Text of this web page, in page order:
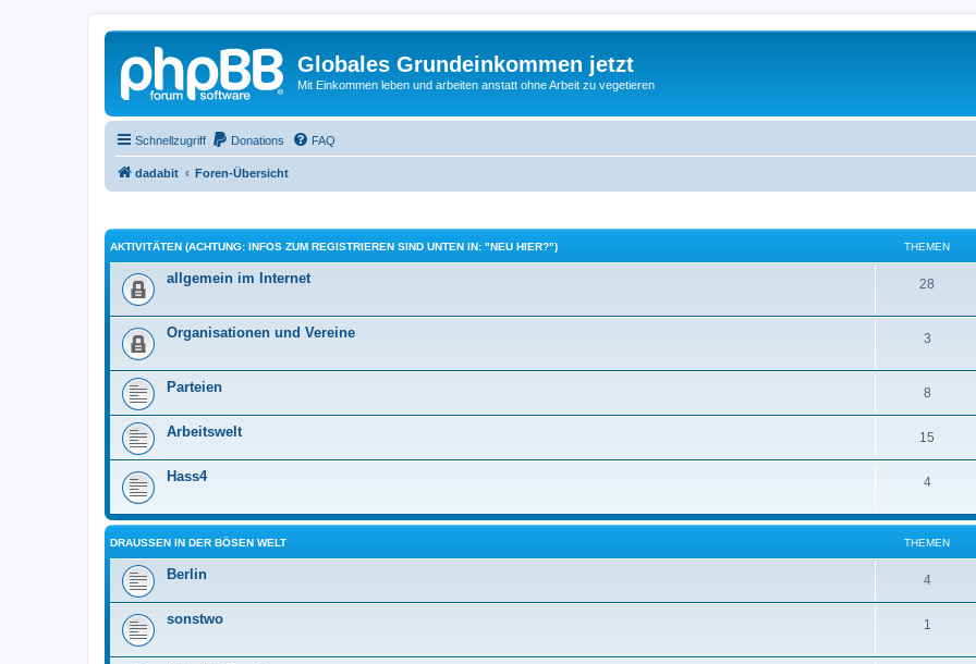
Globales Grundeinkommen jetzt
Mit Einkommen leben und arbeiten anstatt ohne Arbeit zu vegetieren
Schnellzugriff Donations FAQ
dadabit Foren-Übersicht
AKTIVITÄTEN (ACHTUNG: INFOS ZUM REGISTRIEREN SIND UNTEN IN: "NEU HIER?") THEMEN
allgemein im Internet 28
Organisationen und Vereine 3
Parteien 8
Arbeitswelt 15
Hass4 4
DRAUSSEN IN DER BÖSEN WELT THEMEN
Berlin 4
sonstwo 1